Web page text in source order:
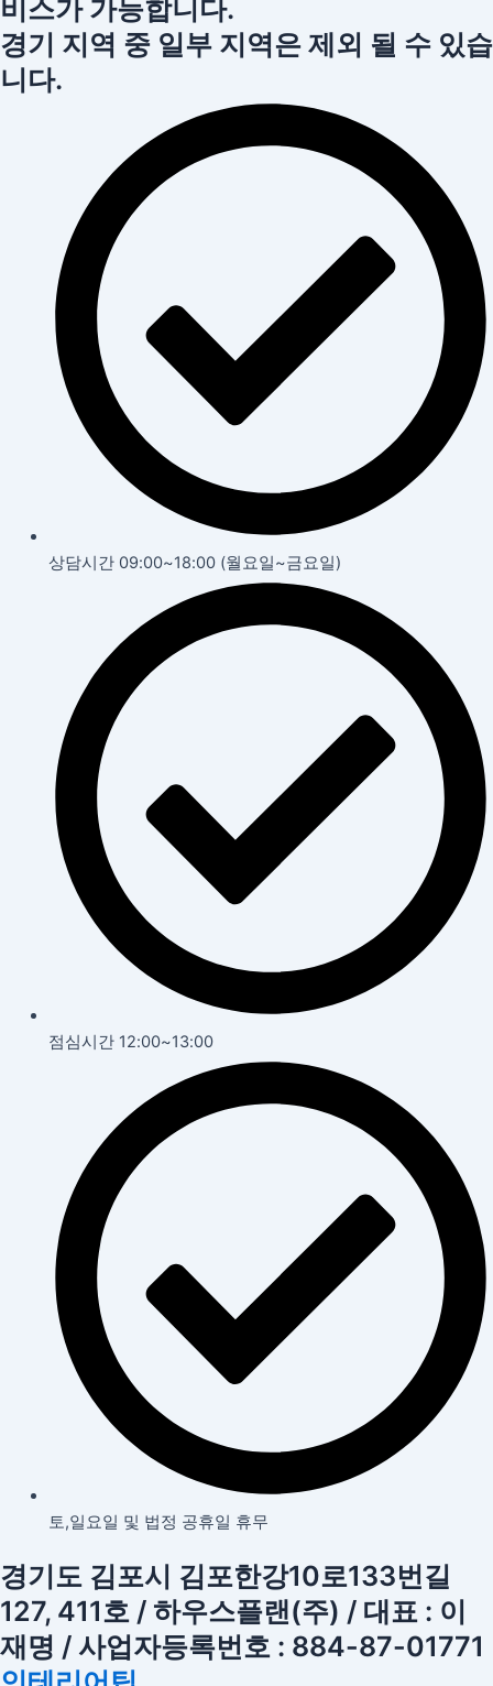
비스가 가능합니다.
경기 지역 중 일부 지역은 제외 될 수 있습
니다.
상담시간 09:00~18:00 (월요일~금요일)
점심시간 12:00~13:00
토,일요일 및 법정 공휴일 휴무
경기도 김포시 김포한강10로133번길
127, 411호 / 하우스플랜(주) / 대표 : 이
재명 / 사업자등록번호 : 884-87-01771